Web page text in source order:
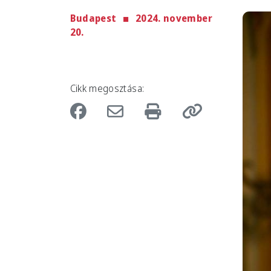
Budapest
2024. november
20.
Cikk megosztása: